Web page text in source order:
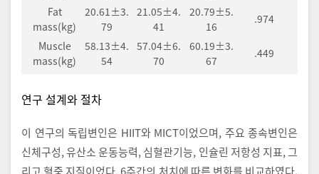
Fat
mass(kg)
20.61±3.
79
21.05±4.
41
20.79±5.
16
.974
Muscle
mass(kg)
58.13±4.
54
57.04±6.
70
60.19±3.
67
.449
연구 설계와 절차
이 연구의 독립변인은 HIIT와 MICT이었으며, 주요 종속변인은
신체구성, 유산소 운동능력, 심혈관기능, 인슐린 저항성 지표, 그
리고 혈중 지질이었다. 6주간의 처치에 따른 변화를 비교하였다.